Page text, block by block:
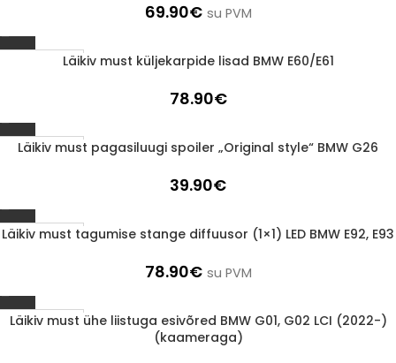
69.90€ su PVM
1-3 D.D.Läikiv must küljekarpide lisad BMW E60/E61
78.90€
1-3 D.D.
Läikiv must pagasiluugi spoiler „Original style“ BMW G26
39.90€
1-3 D.D.
Läikiv must tagumise stange diffuusor (1×1) LED BMW E92, E93
78.90€ su PVM
1-3 D.D.
Läikiv must ühe liistuga esivõred BMW G01, G02 LCI (2022-)
(kaameraga)